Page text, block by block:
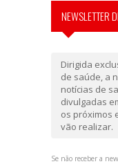
NEWSLETTER
Dirigida
de saúde, a
notícias de
divulgadas
os próximos
vão realizar.
Se não receber a